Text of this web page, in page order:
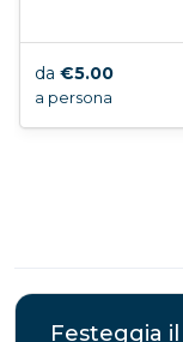
da €5.00
a persona
Festeggia